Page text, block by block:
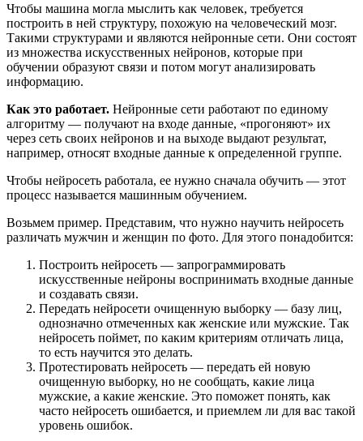
Чтобы машина могла мыслить как человек, требуется
построить в ней структуру, похожую на человеческий мозг.
Такими структурами и являются нейронные сети. Они состоят
из множества искусственных нейронов, которые при
обучении образуют связи и потом могут анализировать
информацию.
Как это работает. Нейронные сети работают по единому
алгоритму — получают на входе данные, «прогоняют» их
через сеть своих нейронов и на выходе выдают результат,
например, относят входные данные к определенной группе.
Чтобы нейросеть работала, ее нужно сначала обучить — этот
процесс называется машинным обучением.
Возьмем пример. Представим, что нужно научить нейросеть
различать мужчин и женщин по фото. Для этого понадобится:
Построить нейросеть — запрограммировать
искусственные нейроны воспринимать входные данные
и создавать связи.
Передать нейросети очищенную выборку — базу лиц,
однозначно отмеченных как женские или мужские. Так
нейросеть поймет, по каким критериям отличать лица,
то есть научится это делать.
Протестировать нейросеть — передать ей новую
очищенную выборку, но не сообщать, какие лица
мужские, а какие женские. Это поможет понять, как
часто нейросеть ошибается, и приемлем ли для вас такой
уровень ошибок.